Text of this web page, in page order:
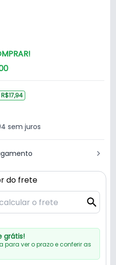
sem juros
do frete
grátis!
para ver o prazo e conferir as